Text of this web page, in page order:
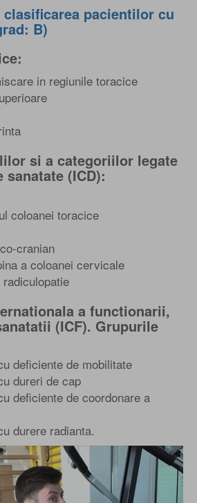
pacientilor cu
B)
in regiunile toracice
si a categoriilor legate
sanatate (ICD):
coloanei toracice
cranian
a coloanei cervicale
a functionarii,
(ICF). Grupurile
deficiente de mobilitate
dureri de cap
deficiente de coordonare a
durere radianta.